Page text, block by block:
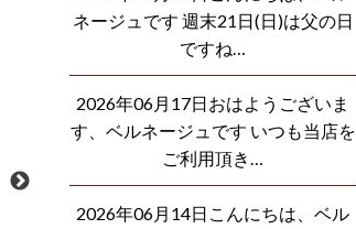
ネージュです 週末21日(日)は父の日
ですね…
2026年06月17日おはようございま
す、ベルネージュです いつも当店を
ご利用頂き…
2026年06月14日こんにちは、ベル